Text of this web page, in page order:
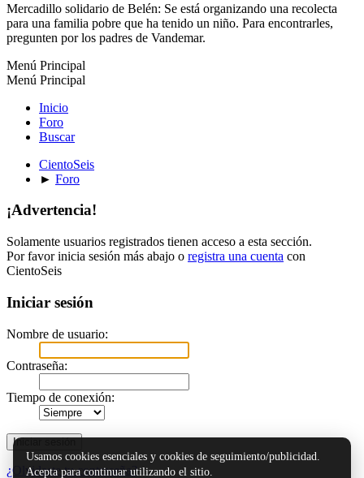
Mercadillo solidario de Belén: Se está organizando una recolecta
para una familia pobre que ha tenido un niño. Para encontrarles,
pregunten por los padres de Vandemar.
Menú Principal
Menú Principal
Inicio
Foro
Buscar
CientoSeis
► Foro
¡Advertencia!
Solamente usuarios registrados tienen acceso a esta sección.
Por favor inicia sesión más abajo o registra una cuenta con
CientoSeis
Iniciar sesión
Nombre de usuario:
Contraseña:
Tiempo de conexión:
¿Olvidaste tu contraseña?
Usamos cookies esenciales y cookies de seguimiento/publicidad.
Acepta para continuar utilizando el sitio.